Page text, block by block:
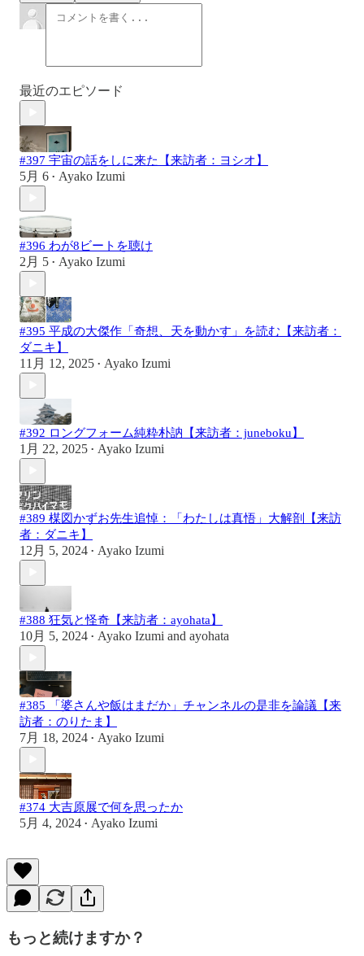
最近のエピソード
#397 宇宙の話をしに来た【来訪者：ヨシオ】
5月 6 • Ayako Izumi
#396 わが8ビートを聴け
2月 5 • Ayako Izumi
#395 平成の大傑作「奇想、天を動かす」を読む【来訪者：
ダニキ】
11月 12, 2025 • Ayako Izumi
#392 ロングフォーム純粋朴訥【来訪者：juneboku】
1月 22, 2025 • Ayako Izumi
#389 楳図かずお先生追悼：「わたしは真悟」大解剖【来訪
者：ダニキ】
12月 5, 2024 • Ayako Izumi
#388 狂気と怪奇【来訪者：ayohata】
10月 5, 2024 • Ayako Izumi and ayohata
#385 「婆さんや飯はまだか」チャンネルの是非を論議【来
訪者：のりたま】
7月 18, 2024 • Ayako Izumi
#374 大吉原展で何を思ったか
5月 4, 2024 • Ayako Izumi
もっと続けますか？